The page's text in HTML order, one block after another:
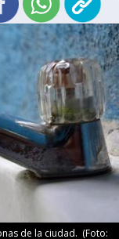
de la ciudad. (Foto: